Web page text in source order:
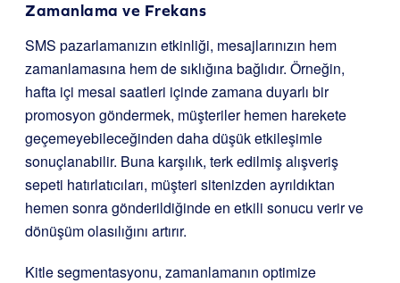
Zamanlama ve Frekans
SMS pazarlamanızın etkinliği, mesajlarınızın hem
zamanlamasına hem de sıklığına bağlıdır. Örneğin,
hafta içi mesai saatleri içinde zamana duyarlı bir
promosyon göndermek, müşteriler hemen harekete
geçemeyebileceğinden daha düşük etkileşimle
sonuçlanabilir. Buna karşılık, terk edilmiş alışveriş
sepeti hatırlatıcıları, müşteri sitenizden ayrıldıktan
hemen sonra gönderildiğinde en etkili sonucu verir ve
dönüşüm olasılığını artırır.
Kitle segmentasyonu, zamanlamanın optimize